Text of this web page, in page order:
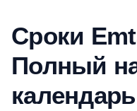
Сроки
Полный
календарь